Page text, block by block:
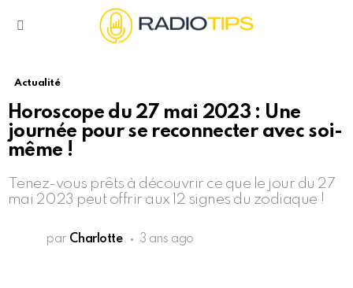
Actualité
Horoscope du 27 mai 2023 : Une
journée pour se reconnecter avec soi-
même !
Tenez-vous prêts à découvrir ce que le jour du 27
mai 2023 peut offrir aux 12 signes du zodiaque !
par Charlotte 3 ans ago